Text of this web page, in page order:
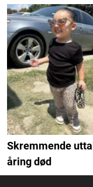
Skremmende
åring død